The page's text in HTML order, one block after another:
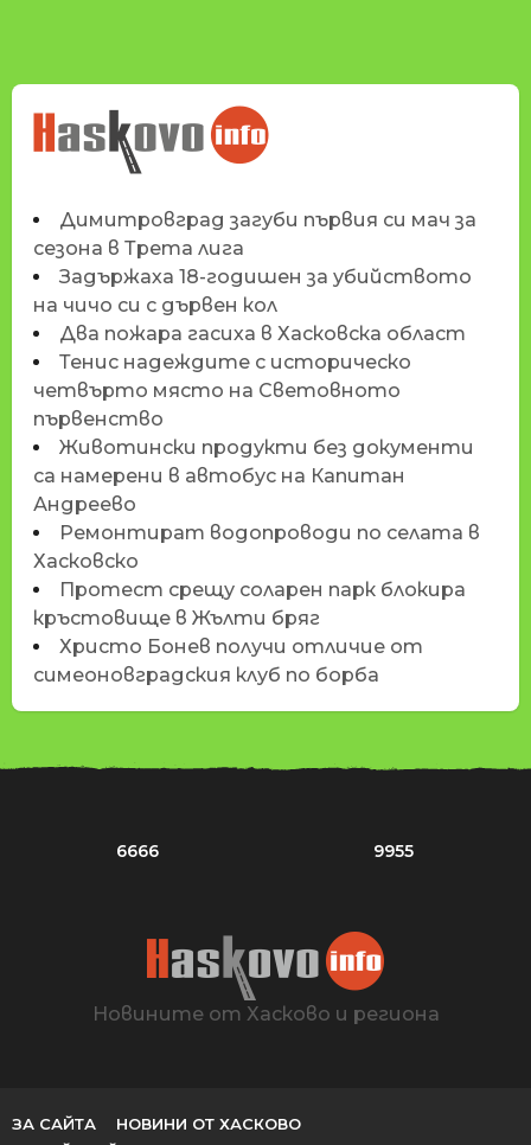
НОВИНИТЕ НА
HASKOVO.INFO
Димитровград загуби първия си мач за
сезона в Трета лига
Задържаха 18-годишен за убийството
на чичо си с дървен кол
Два пожара гасиха в Хасковска област
Тенис надеждите с историческо
четвърто място на Световното
първенство
Животински продукти без документи
са намерени в автобус на Капитан
Андреево
Ремонтират водопроводи по селата в
Хасковско
Протест срещу соларен парк блокира
кръстовище в Жълти бряг
Христо Бонев получи отличие от
симеоновградския клуб по борба
6666 9955
Новините от Хасково и региона
ЗА САЙТА
НОВИНИ ОТ ХАСКОВО